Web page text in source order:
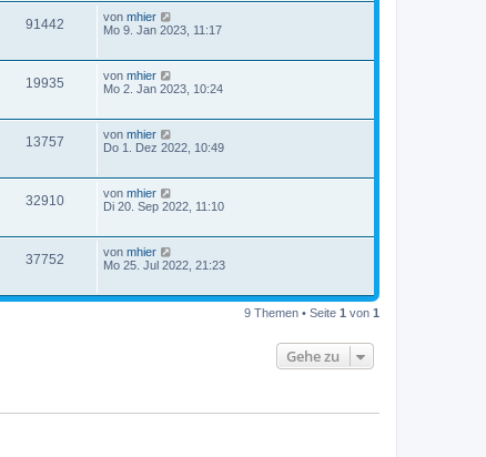
91442 von mhier
Mo 9. Jan 2023, 11:17
19935 von mhier
Mo 2. Jan 2023, 10:24
13757 von mhier
Do 1. Dez 2022, 10:49
32910 von mhier
Di 20. Sep 2022, 11:10
37752 von mhier
Mo 25. Jul 2022, 21:23
9 Themen • Seite 1 von 1
Gehe zu